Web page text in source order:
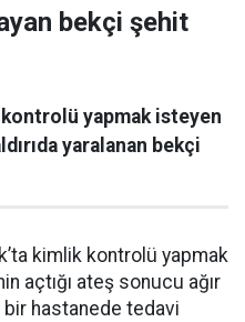
bekçi şehit
kontrolü yapmak isteyen
yaralanan bekçi
kimlik kontrolü yapmak
açtığı ateş sonucu ağır
bir hastanede tedavi